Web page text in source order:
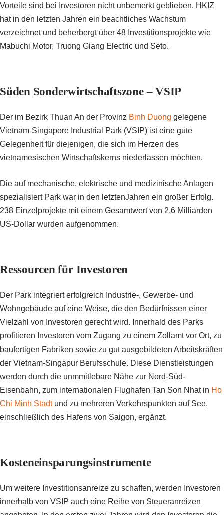
Vorteile sind bei Investoren nicht unbemerkt geblieben. HKIZ
hat in den letzten Jahren ein beachtliches Wachstum
verzeichnet und beherbergt über 48 Investitionsprojekte wie
Mabuchi Motor, Truong Giang Electric und Seto.
Süden Sonderwirtschaftszone – VSIP
Der im Bezirk Thuan An der Provinz Binh Duong gelegene
Vietnam-Singapore Industrial Park (VSIP) ist eine gute
Gelegenheit für diejenigen, die sich im Herzen des
vietnamesischen Wirtschaftskerns niederlassen möchten.
Die auf mechanische, elektrische und medizinische Anlagen
spezialisiert Park war in den letztenJahren ein großer Erfolg.
238 Einzelprojekte mit einem Gesamtwert von 2,6 Milliarden
US-Dollar wurden aufgenommen.
Ressourcen für Investoren
Der Park integriert erfolgreich Industrie-, Gewerbe- und
Wohngebäude auf eine Weise, die den Bedürfnissen einer
Vielzahl von Investoren gerecht wird. Innerhald des Parks
profitieren Investoren vom Zugang zu einem Zollamt vor Ort, zu
baufertigen Fabriken sowie zu gut ausgebildeten Arbeitskräften
der Vietnam-Singapur Berufsschule. Diese Dienstleistungen
werden durch die unmmitlebare Nähe zur Nord-Süd-
Eisenbahn, zum internationalen Flughafen Tan Son Nhat in Ho
Chi Minh Stadtund zu mehreren Verkehrspunkten auf See,
einschließlich des Hafens von Saigon, ergänzt.
Kosteneinsparungsinstrumente
Um weitere Investitionsanreize zu schaffen, werden Investoren
innerhalb von VSIP auch eine Reihe von Steueranreizen